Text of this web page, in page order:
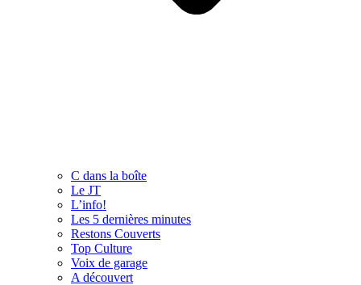
C dans la boîte
Le JT
L’info!
Les 5 dernières minutes
Restons Couverts
Top Culture
Voix de garage
A découvert